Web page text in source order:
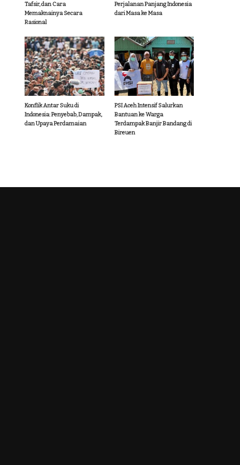
Tafsir, dan Cara
Memaknainya Secara
Rasional
Perjalanan Panjang Indonesia
dari Masa ke Masa
Konflik Antar Suku di
Indonesia: Penyebab, Dampak,
dan Upaya Perdamaian
PSI Aceh Intensif Salurkan
Bantuan ke Warga
Terdampak Banjir Bandang di
Bireuen